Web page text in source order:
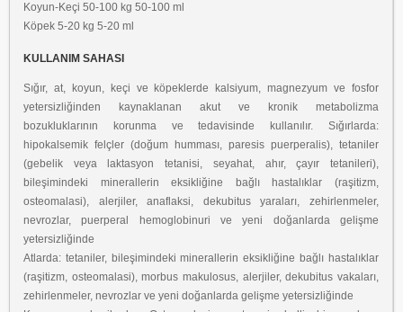
Koyun-Keçi 50-100 kg 50-100 ml
Köpek 5-20 kg 5-20 ml
KULLANIM SAHASI
Sığır, at, koyun, keçi ve köpeklerde kalsiyum, magnezyum ve fosfor
yetersizliğinden kaynaklanan akut ve kronik metabolizma
bozukluklarının korunma ve tedavisinde kullanılır. Sığırlarda:
hipokalsemik felçler (doğum humması, paresis puerperalis), tetaniler
(gebelik veya laktasyon tetanisi, seyahat, ahır, çayır tetanileri),
bileşimindeki minerallerin eksikliğine bağlı hastalıklar (raşitizm,
osteomalasi), alerjiler, anaflaksi, dekubitus yaraları, zehirlenmeler,
nevrozlar, puerperal hemoglobinuri ve yeni doğanlarda gelişme
yetersizliğinde
Atlarda: tetaniler, bileşimindeki minerallerin eksikliğine bağlı hastalıklar
(raşitizm, osteomalasi), morbus makulosus, alerjiler, dekubitus vakaları,
zehirlenmeler, nevrozlar ve yeni doğanlarda gelişme yetersizliğinde